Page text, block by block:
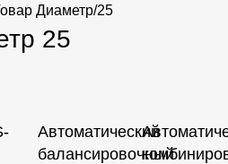
Диаметр 25
25
Автоматический
балансировочный